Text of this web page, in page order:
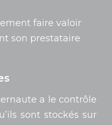
faire valoir
son prestataire
a le contrôle
sont stockés sur